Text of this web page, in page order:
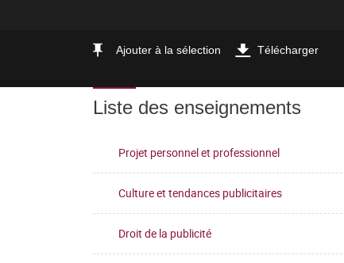
Ajouter à la sélection Télécharger
Liste des enseignements
Projet personnel et professionnel
Culture et tendances publicitaires
Droit de la publicité